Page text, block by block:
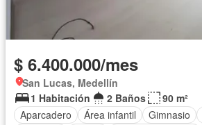
$ 6.400.000/mes
San Lucas, Medellín
1 Habitación
2 Baños
90 m²
Aparcadero
Área infantil Gimnasio